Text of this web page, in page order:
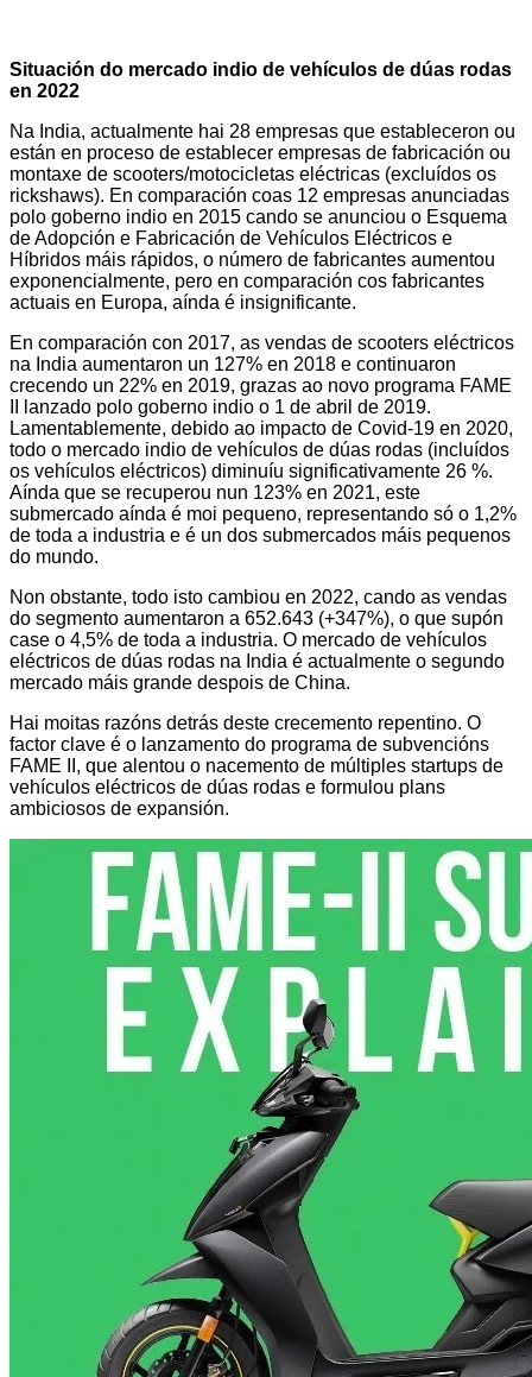
Situación do mercado indio de vehículos de dúas rodas
en 2022
Na India, actualmente hai 28 empresas que estableceron ou
están en proceso de establecer empresas de fabricación ou
montaxe de scooters/motocicletas eléctricas (excluídos os
rickshaws). En comparación coas 12 empresas anunciadas
polo goberno indio en 2015 cando se anunciou o Esquema
de Adopción e Fabricación de Vehículos Eléctricos e
Híbridos máis rápidos, o número de fabricantes aumentou
exponencialmente, pero en comparación cos fabricantes
actuais en Europa, aínda é insignificante.
En comparación con 2017, as vendas de scooters eléctricos
na India aumentaron un 127% en 2018 e continuaron
crecendo un 22% en 2019, grazas ao novo programa FAME
II lanzado polo goberno indio o 1 de abril de 2019.
Lamentablemente, debido ao impacto de Covid-19 en 2020,
todo o mercado indio de vehículos de dúas rodas (incluídos
os vehículos eléctricos) diminuíu significativamente 26 %.
Aínda que se recuperou nun 123% en 2021, este
submercado aínda é moi pequeno, representando só o 1,2%
de toda a industria e é un dos submercados máis pequenos
do mundo.
Non obstante, todo isto cambiou en 2022, cando as vendas
do segmento aumentaron a 652.643 (+347%), o que supón
case o 4,5% de toda a industria. O mercado de vehículos
eléctricos de dúas rodas na India é actualmente o segundo
mercado máis grande despois de China.
Hai moitas razóns detrás deste crecemento repentino. O
factor clave é o lanzamento do programa de subvencións
FAME II, que alentou o nacemento de múltiples startups de
vehículos eléctricos de dúas rodas e formulou plans
ambiciosos de expansión.